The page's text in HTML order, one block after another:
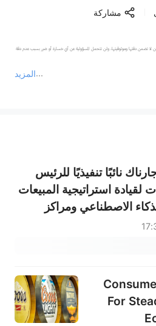
مشاركة
المزيد
تضمن دقتها وموثوقيتها، ولن تتحمل المسؤولية عن أي خسارة أو ضرر بسبب عدم دقة
سهم أي مشورة استثمارية، ولا تقدم أي التزامات أو ضمانات.
نائبًا تنفيذيًا للرئيس
لقيادة استراتيجية المبيعات
الاصطناعي ومراكز
3
For